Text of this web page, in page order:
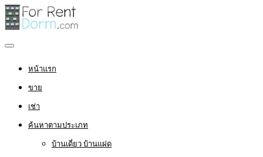
หน้าแรก
ขาย
เช่า
ค้นหาตามประเภท
บ้านเดี่ยว บ้านแฝด